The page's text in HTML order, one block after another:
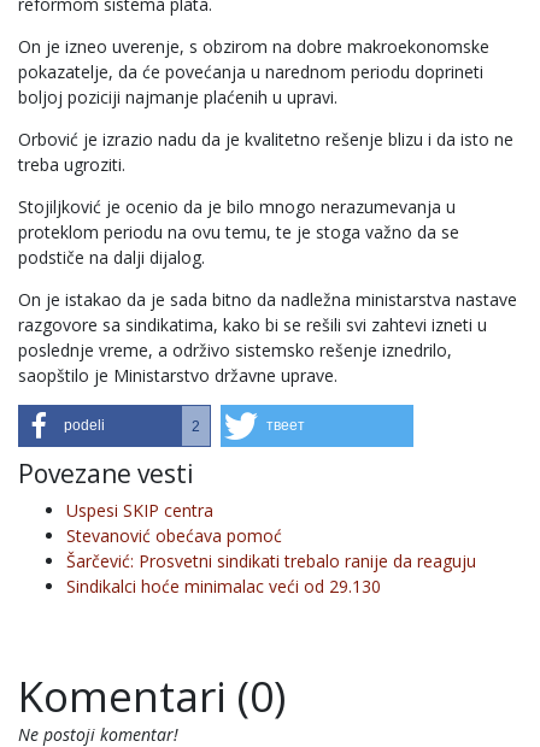
On je izneo uverenje, s obzirom na dobre makroekonomske
pokazatelje, da će povećanja u narednom periodu doprineti
boljoj poziciji najmanje plaćenih u upravi.
Orbović je izrazio nadu da je kvalitetno rešenje blizu i da isto ne
treba ugroziti.
Stojiljković je ocenio da je bilo mnogo nerazumevanja u
proteklom periodu na ovu temu, te je stoga važno da se
podstiče na dalji dijalog.
On je istakao da je sada bitno da nadležna ministarstva nastave
razgovore sa sindikatima, kako bi se rešili svi zahtevi izneti u
poslednje vreme, a održivo sistemsko rešenje iznedrilo,
saopštilo je Ministarstvo državne uprave.
podeli 2 твеет
Povezane vesti
Uspesi SKIP centra
Stevanović obećava pomoć
Šarčević: Prosvetni sindikati trebalo ranije da reaguju
Sindikalci hoće minimalac veći od 29.130
Komentari (0)
Ne postoji komentar!